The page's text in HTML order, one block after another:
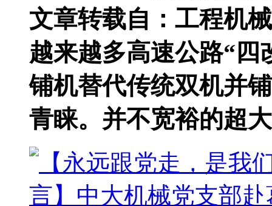
文章转载自：工程机
越来越多高速公路“四
铺机替代传统双机并
青睐。并不宽裕的超